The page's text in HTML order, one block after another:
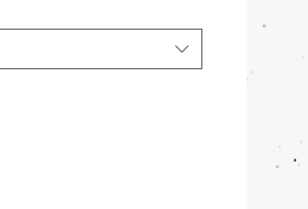
είναι ανήσυχος. Πώς
αγαπά ακόμα η Μαμά,
τόσο συχνά η διάθεσή του;